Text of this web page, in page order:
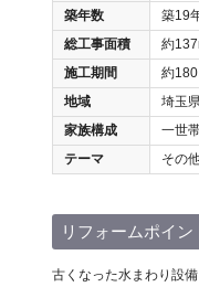
築年数
築19
総工事面積
約
施工期間
約180
地域
埼玉
家族構成
一世
テーマ
その
リフォームポイン
古くなった水まわり設